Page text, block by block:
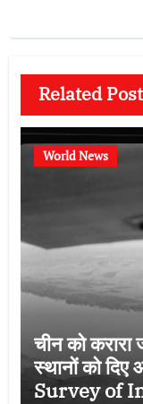
Related Post
World News
चीन को
स्थानों को
Survey of